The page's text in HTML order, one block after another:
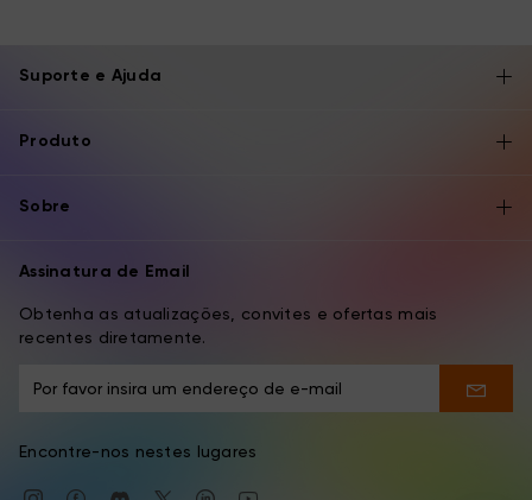
Suporte e Ajuda
Produto
Sobre
Assinatura de Email
Obtenha as atualizações, convites e ofertas mais
recentes diretamente.
Encontre-nos nestes lugares